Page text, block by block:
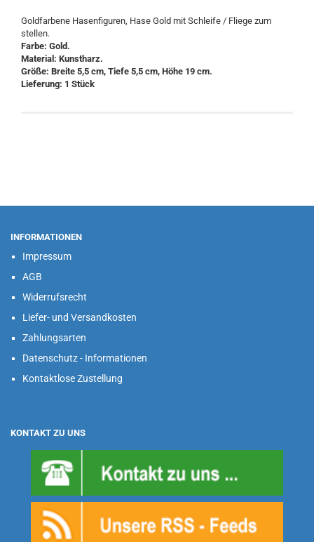
Goldfarbene Hasenfiguren, Hase Gold mit Schleife / Fliege zum
stellen.
Farbe: Gold.
Material: Kunstharz.
Größe: Breite 5,5 cm, Tiefe 5,5 cm, Höhe 19 cm.
Lieferung: 1 Stück
INFORMATIONEN
Impressum
AGB
Widerrufsrecht
Liefer- und Versandkosten
Zahlungsarten
Datenschutz - Informationen
Kontaktlose Zustellung
KONTAKT ZU UNS